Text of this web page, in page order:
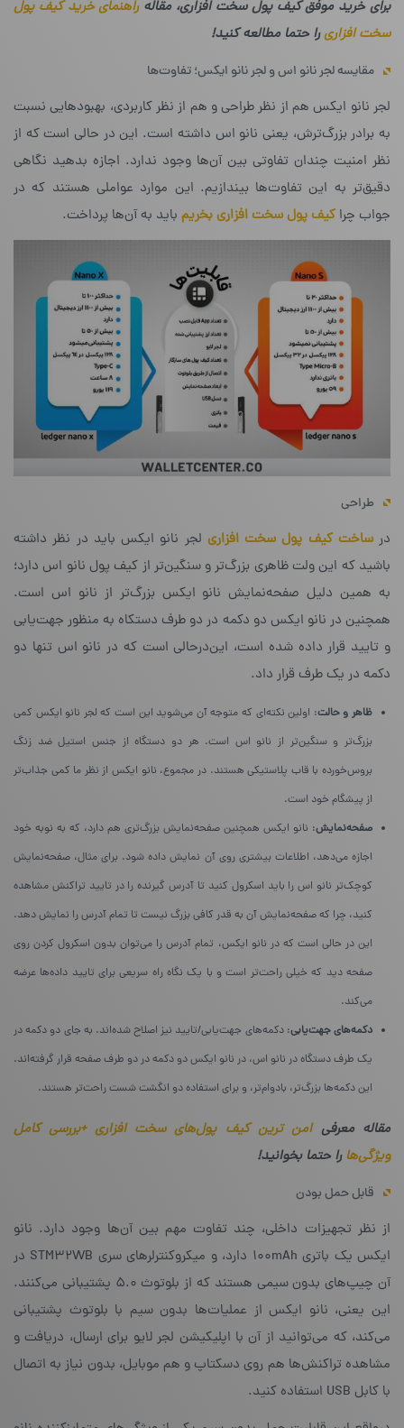
برای خرید موفق کیف پول سخت افزاری، مقالهراهنمای خرید کیف پول
سخت افزاریرا حتما مطالعه کنید!
مقایسه لجر نانو اس و لجر نانو ایکس؛ تفاوت‌ها
لجر نانو ایکس هم از نظر طراحی و هم از نظر کاربردی، بهبودهایی نسبت
به برادر بزرگ‌ترش، یعنی نانو اس داشته است. این در حالی است که از
نظر امنیت چندان تفاوتی بین آن‌ها وجود ندارد. اجازه بدهید نگاهی
دقیق‌تر به این تفاوت‌ها بیندازیم. این موارد عواملی هستند که در
جواب چرا کیف پول سخت افزاری بخریم باید به آن‌ها پرداخت.
طراحی
درساخت کیف پول سخت افزاری لجر نانو ایکس باید در نظر داشته
باشید که این ولت ظاهری بزرگ‌تر و سنگین‌تر از کیف پول نانو اس دارد؛
به همین دلیل صفحه‌نمایش نانو ایکس بزرگ‌تر از نانو اس است.
همچنین در نانو ایکس دو دکمه در دو طرف دستکاه به منظور جهت‌یابی
و تایید قرار داده شده است، این‌درحالی‌ است که در نانو اس تنها دو
دکمه در یک طرف قرار داد.
ظاهر و حالت: اولین نکته‌ای که متوجه آن می‌شوید این است که لجر نانو ایکس کمی
بزرگ‌تر و سنگین‌تر از نانو اس است. هر دو دستگاه از جنس استیل ضد زنگ
بروس‌خورده با قاب پلاستیکی هستند. در مجموع، نانو ایکس از نظر ما کمی جذاب‌تر
از پیشگام خود است.
صفحه‌نمایش: نانو ایکس همچنین صفحه‌نمایش بزرگ‌تری هم دارد، که به نوبه‌ خود
اجازه می‌دهد، اطلاعات بیشتری روی آن نمایش داده شود. برای مثال، صفحه‌نمایش
کوچک‌تر نانو اس را باید اسکرول کنید تا آدرس گیرنده را در تایید تراکنش مشاهده
کنید، چرا که صفحه‌نمایش آن به قدر کافی بزرگ نیست تا تمام آدرس را نمایش دهد.
این در حالی است که در نانو ایکس، تمام آدرس را می‌توان بدون اسکرول کردن روی
صفحه دید که خیلی راحت‌تر است و با یک نگاه راه سریعی برای تایید داده‌ها عرضه
می‌کند.
دکمه‌های جهت‌یابی: دکمه‌های جهت‌یابی/تایید نیز اصلاح شده‌اند. به جای دو دکمه در
یک طرف دستگاه در نانو اس، در نانو ایکس دو دکمه در دو طرف صفحه قرار گرفته‌اند.
این دکمه‌ها بزرگ‌تر، بادوام‌تر، و برای استفاده دو انگشت شست راحت‌تر هستند.
مقاله معرفیامن‌ ترین کیف پول‌های سخت افزاری +بررسی کامل
ویژگی‌ها را حتما بخوانید!
قابل حمل بودن
از نظر تجهیزات داخلی، چند تفاوت مهم بین آن‌ها وجود دارد. نانو
ایکس یک باتری ۱۰۰mAh دارد، و میکروکنترلرهای سری STM32WB در
آن چیپ‌های بدون سیمی هستند که از بلوتوث ۵.۰ پشتیبانی می‌کنند.
این یعنی، نانو ایکس از عملیات‌ها بدون سیم با بلوتوث پشتیبانی
می‌کند، که می‌توانید از آن با اپلیکیشن لجر لایو برای ارسال، دریافت و
مشاهده‌ تراکنش‌ها هم روی دسکتاپ و هم موبایل، بدون نیاز به اتصال
با کابل USB استفاده کنید.